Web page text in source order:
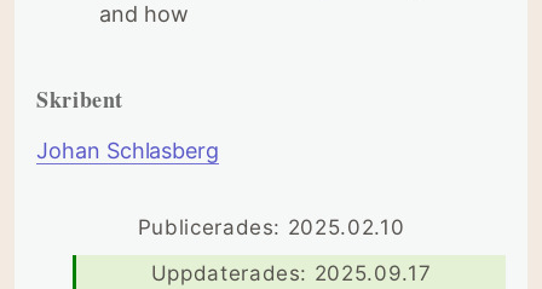
and how
Skribent
Johan Schlasberg
Publicerades: 2025.02.10
Uppdaterades: 2025.09.17